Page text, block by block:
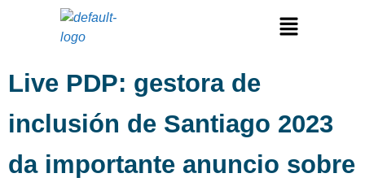
Live PDP: gestora de
inclusión de Santiago 2023
da importante anuncio sobre